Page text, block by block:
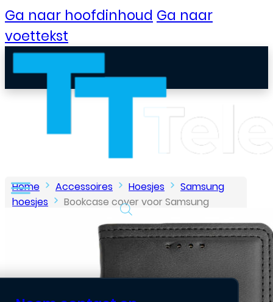
Ga naar hoofdinhoud Ga naar
voettekst
B2B Portaal
Klantenservice
Home Accessoires Hoesjes
Samsung
hoesjes
Bookcase cover voor Samsung